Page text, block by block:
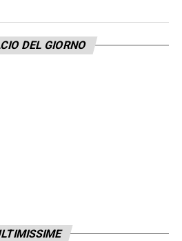
bella sorpresa. Diaz,
giocatori, devono
a cui tutti ambiscono, e
DEL GIORNO